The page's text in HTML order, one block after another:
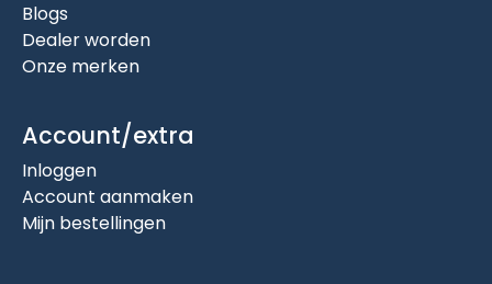
Blogs
Dealer worden
Onze merken
Account/extra
Inloggen
Account aanmaken
Mijn bestellingen